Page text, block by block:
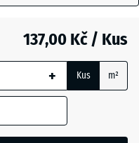
137,00 Kč / Kus
+ Kus m²